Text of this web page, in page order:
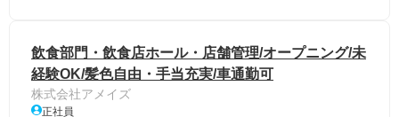
飲食部門・飲食店ホール・店舗管理/オープニング/未
経験OK/髪色自由・手当充実/車通勤可
株式会社アメイズ
正社員